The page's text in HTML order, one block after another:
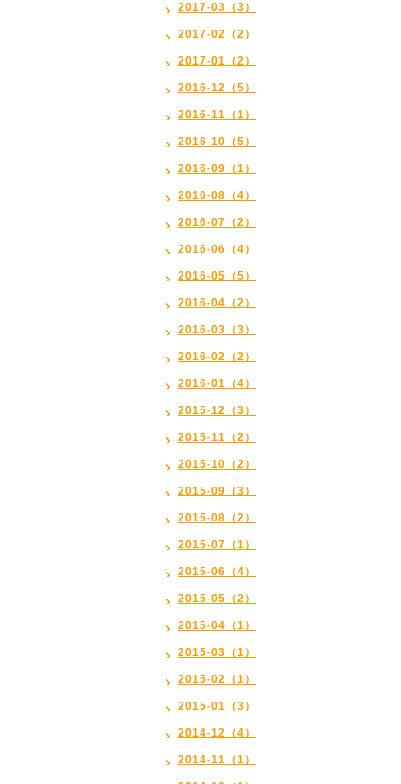
2017-03（3）
2017-02（2）
2017-01（2）
2016-12（5）
2016-11（1）
2016-10（5）
2016-09（1）
2016-08（4）
2016-07（2）
2016-06（4）
2016-05（5）
2016-04（2）
2016-03（3）
2016-02（2）
2016-01（4）
2015-12（3）
2015-11（2）
2015-10（2）
2015-09（3）
2015-08（2）
2015-07（1）
2015-06（4）
2015-05（2）
2015-04（1）
2015-03（1）
2015-02（1）
2015-01（3）
2014-12（4）
2014-11（1）